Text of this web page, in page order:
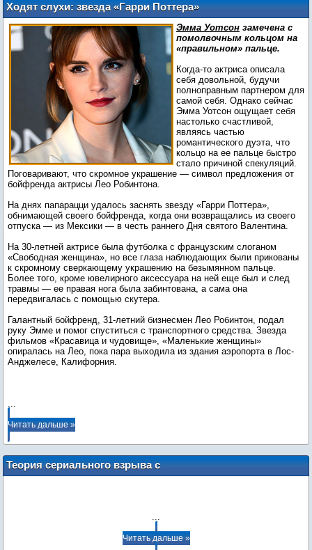
Ходят слухи: звезда «Гарри Поттера»
Эмма Уотсон выходит замуж
Эмма Уотсон замечена с
помолвочным кольцом на
«правильном» пальце.
Когда-то актриса описала
себя довольной, будучи
полноправным партнером для
самой себя. Однако сейчас
Эмма Уотсон ощущает себя
настолько счастливой,
являясь частью
романтического дуэта, что
кольцо на ее пальце быстро
стало причиной спекуляций.
Поговаривают, что скромное украшение — символ предложения от
бойфренда актрисы Лео Робинтона.
На днях папарацци удалось заснять звезду «Гарри Поттера»,
обнимающей своего бойфренда, когда они возвращались из своего
отпуска — из Мексики — в честь раннего Дня святого Валентина.
На 30-летней актрисе была футболка с французским слоганом
«Свободная женщина», но все глаза наблюдающих были прикованы
к скромному сверкающему украшению на безымянном пальце.
Более того, кроме ювелирного аксессуара на ней еще был и след
травмы — ее правая нога была забинтована, а сама она
передвигалась с помощью скутера.
Галантный бойфренд, 31-летний бизнесмен Лео Робинтон, подал
руку Эмме и помог спуститься с транспортного средства. Звезда
фильмов «Красавица и чудовище», «Маленькие женщины»
опиралась на Лео, пока пара выходила из здания аэропорта в Лос-
Анджелесе, Калифорния.
...
Читать дальше »
Теория сериального взрыва с
katerina420
...
Читать дальше »